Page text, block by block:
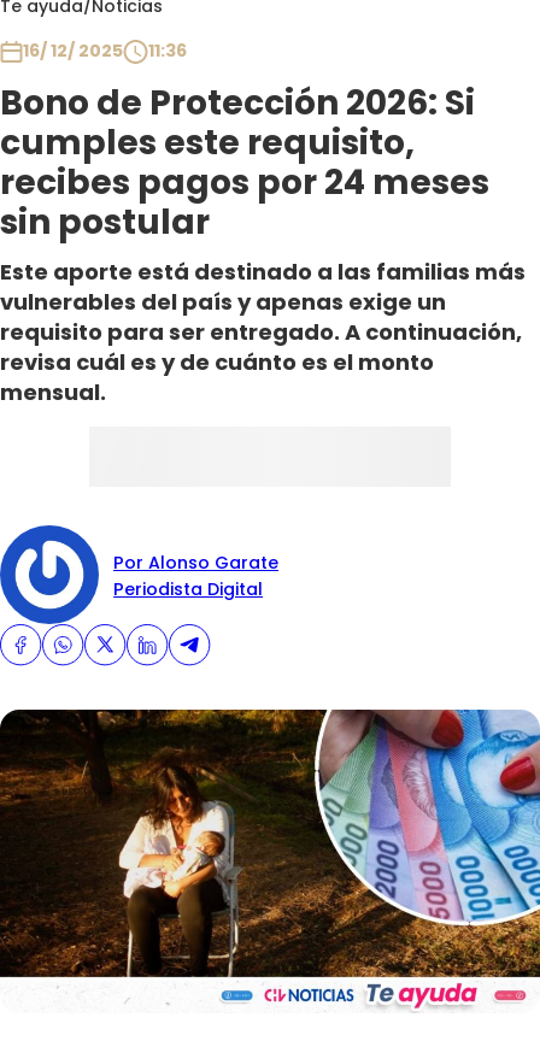
Te ayuda/Noticias
16/ 12/ 2025
11:36
Bono de Protección 2026: Si
cumples este requisito,
recibes pagos por 24 meses
sin postular
Este aporte está destinado a las familias más
vulnerables del país y apenas exige un
requisito para ser entregado. A continuación,
revisa cuál es y de cuánto es el monto
mensual.
Por Alonso Garate
Periodista Digital
Club De La Comedia
Contigo en Directo
Plan Perfecto
El Tiempo
Sabingo
Todos Los Programas